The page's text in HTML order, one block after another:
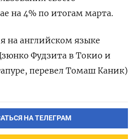
на 4% по итогам марта.
на английском языке
Фудзита в Токио и
перевел Томаш Каник)
НА ТЕЛЕГРАМ